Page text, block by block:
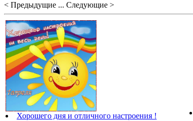
< Предыдущие ... Следующие >
Хорошего дня и отличного настроения !